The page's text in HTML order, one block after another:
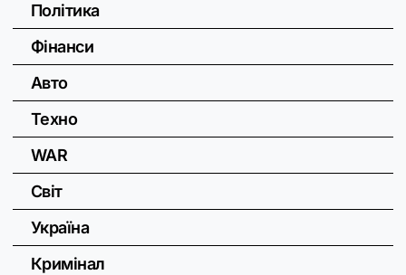
Політика
Фінанси
Авто
Техно
WAR
Світ
Україна
Кримінал